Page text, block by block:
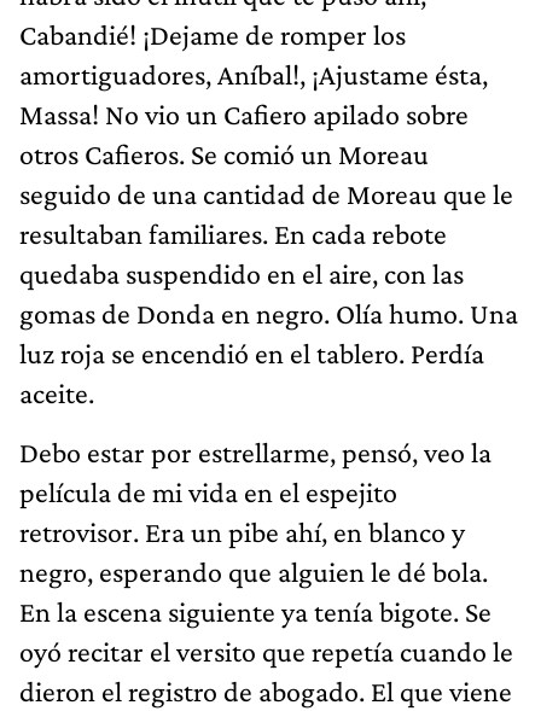
Cabandié! ¡Dejame de romper los
amortiguadores, Aníbal!, ¡Ajustame ésta,
Massa! No vio un Cafiero apilado sobre
otros Cafieros. Se comió un Moreau
seguido de una cantidad de Moreau que le
resultaban familiares. En cada rebote
quedaba suspendido en el aire, con las
gomas de Donda en negro. Olía humo. Una
luz roja se encendió en el tablero. Perdía
aceite.
Debo estar por estrellarme, pensó, veo la
película de mi vida en el espejito
retrovisor. Era un pibe ahí, en blanco y
negro, esperando que alguien le dé bola.
En la escena siguiente ya tenía bigote. Se
oyó recitar el versito que repetía cuando le
dieron el registro de abogado. El que viene